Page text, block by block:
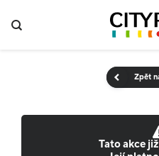
Zpět
Tato akce